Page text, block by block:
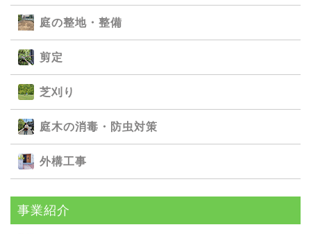
庭の整地・整備
剪定
芝刈り
庭⽊の消毒・防⾍対策
外構⼯事
事業紹介